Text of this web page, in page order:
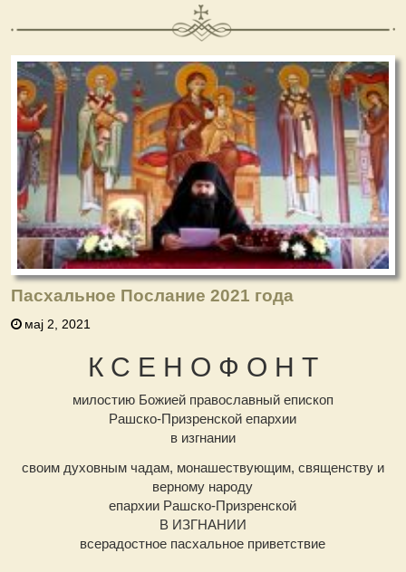
Пасхальное Послание 2021 года
мај 2, 2021
К С Е Н О Ф О Н Т
милостию Божией православный епископ
Рашско-Призренской епархии
в изгнании
своим духовным чадам, монашествующим, священству и
верному народу
епархии Рашско-Призренской
В ИЗГНАНИИ
всерадостное пасхальное приветствие